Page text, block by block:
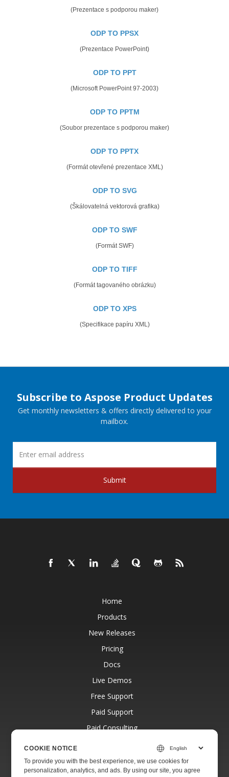
(Prezentace s podporou maker)
ODP TO PPSX
(Prezentace PowerPoint)
ODP TO PPT
(Microsoft PowerPoint 97-2003)
ODP TO PPTM
(Soubor prezentace s podporou maker)
ODP TO PPTX
(Formát otevřené prezentace XML)
ODP TO SVG
(Škálovatelná vektorová grafika)
ODP TO SWF
(Formát SWF)
ODP TO TIFF
(Formát tagovaného obrázku)
ODP TO XPS
(Specifikace papíru XML)
Subscribe to Aspose Product Updates
Get monthly newsletters & offers directly delivered to your
mailbox.
Submit
Home
Products
New Releases
Pricing
Docs
Live Demos
Free Support
Paid Support
Paid Consulting
Websites
About
COOKIE NOTICE
To provide you with the best experience, we use cookies for
personalization, analytics, and ads. By using our site, you agree